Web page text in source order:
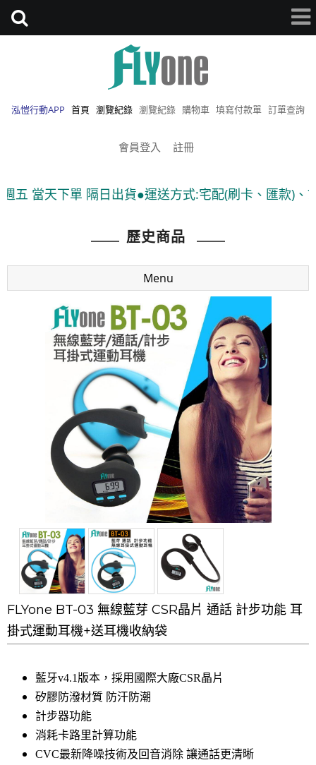
泓愷行動APP 首頁 瀏覽紀錄 瀏覽紀錄 購物車 填寫付款單 訂單查詢
會員登入 註冊
隔日出貨●運送方式:宅配(刷卡、匯款)、7-11貨到付
歷史商品
Menu
FLYone BT-03 無線藍芽 CSR晶片 通話 計步功能 耳
掛式運動耳機+送耳機收納袋
藍牙v4.1版本，採用國際大廠CSR晶片
矽膠防潑材質 防汗防潮
計步器功能
消耗卡路里計算功能
CVC最新降噪技術及回音消除 讓通話更清晰